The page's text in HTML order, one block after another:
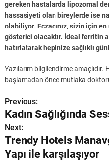
gereken hastalarda lipozomal
hassasiyeti olan bireylerde ise
olabiliyor. Eczacınız, sizin için
gösterici olacaktır. İdeal ferritin
hatırlatarak hepinize sağlıklı
Yazılarım bilgilendirme
başlamadan önce mutlaka
Y
a
z
ı
Previous:
Kadın Sağlığında
Next:
Trendy Hotels
Yapı ile karşılaşıyor